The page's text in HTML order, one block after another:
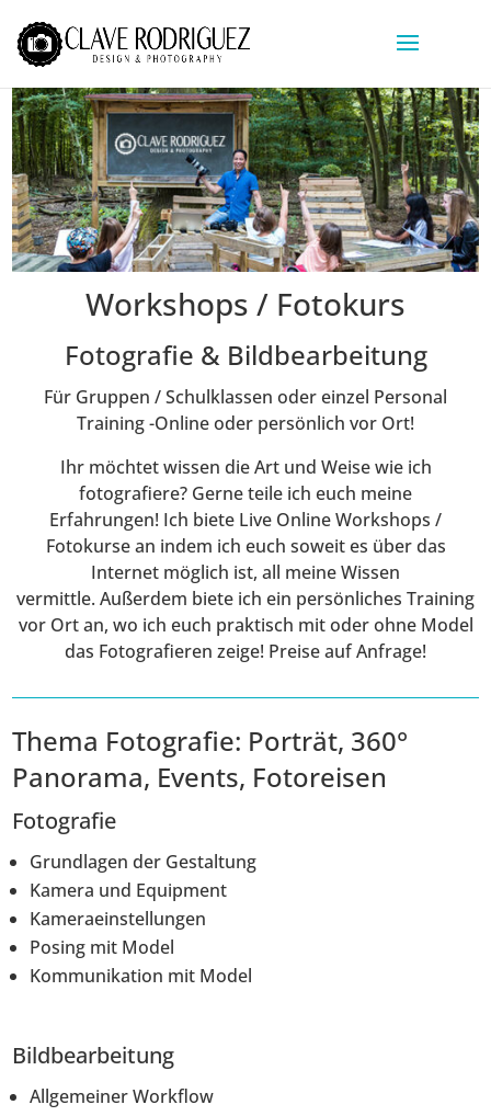
Workshops / Fotokurs
Fotografie & Bildbearbeitung
Für Gruppen / Schulklassen oder einzel Personal
Training -Online oder persönlich vor Ort!
Ihr möchtet wissen die Art und Weise wie ich
fotografiere? Gerne teile ich euch meine
Erfahrungen! Ich biete Live Online Workshops /
Fotokurse an indem ich euch soweit es über das
Internet möglich ist, all meine Wissen
vermittle. Außerdem biete ich ein persönliches Training
vor Ort an, wo ich euch praktisch mit oder ohne Model
das Fotografieren zeige! Preise auf Anfrage!
Thema Fotografie: Porträt, 360°
Panorama, Events, Fotoreisen
Fotografie
Grundlagen der Gestaltung
Kamera und Equipment
Kameraeinstellungen
Posing mit Model
Kommunikation mit Model
Bildbearbeitung
Allgemeiner Workflow